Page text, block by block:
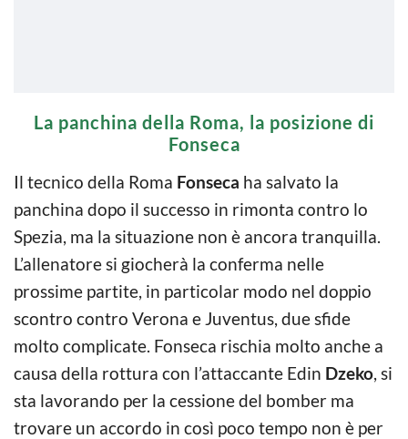
La panchina della Roma, la posizione di
Fonseca
Il tecnico della Roma Fonseca ha salvato la
panchina dopo il successo in rimonta contro lo
Spezia, ma la situazione non è ancora tranquilla.
L’allenatore si giocherà la conferma nelle
prossime partite, in particolar modo nel doppio
scontro contro Verona e Juventus, due sfide
molto complicate. Fonseca rischia molto anche a
causa della rottura con l’attaccante Edin Dzeko, si
sta lavorando per la cessione del bomber ma
trovare un accordo in così poco tempo non è per